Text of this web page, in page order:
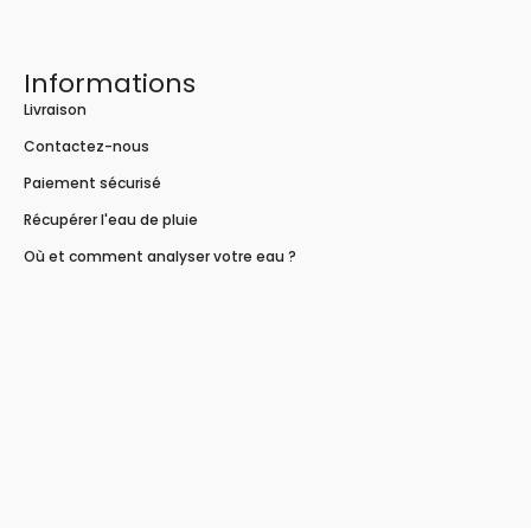
Informations
Livraison
Contactez-nous
Paiement sécurisé
Récupérer l'eau de pluie
Où et comment analyser votre eau ?